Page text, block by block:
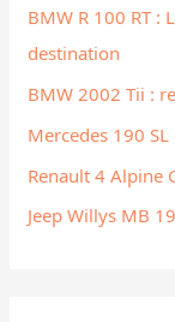
c
h
e
r
BMW R 100 RT :
destination
BMW 2002 Tii :
Mercedes 190
Renault 4 Alpine
Jeep Willys MB